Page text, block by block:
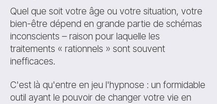
Quel que soit votre âge ou votre situation, votre
bien-être dépend en grande partie de schémas
inconscients – raison pour laquelle les
traitements « rationnels » sont souvent
inefficaces.
C'est là qu'entre en jeu l'hypnose : un formidable
outil ayant le pouvoir de changer votre vie en